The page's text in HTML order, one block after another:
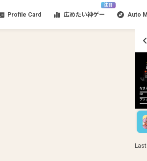
Profile Card
注目
広めたい神ゲー Auto
なま
ID
プラ